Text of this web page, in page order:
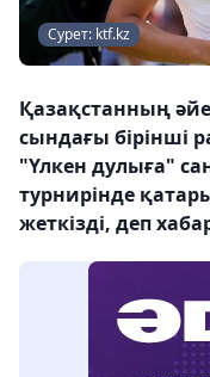
Сурет: ktf.kz
Қазақстанның
сындағы бірінші
"Үлкен дулыға"
турнирінде
жеткізді, деп